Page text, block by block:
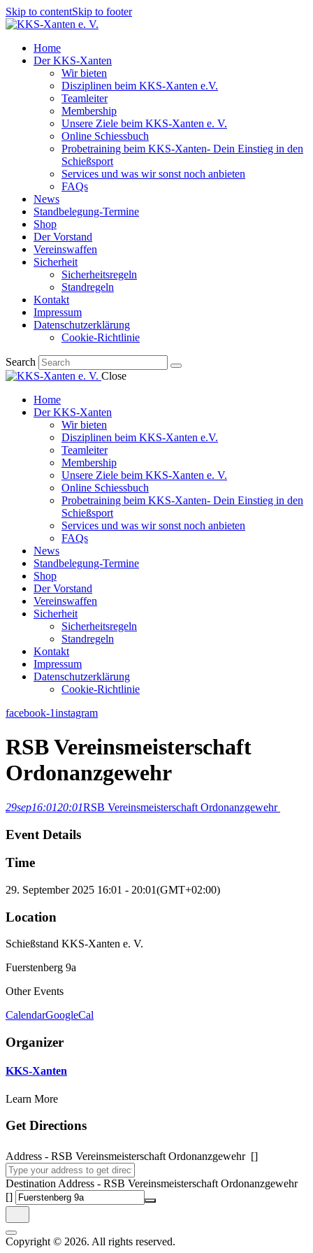
Skip to contentSkip to footer
Home
Der KKS-Xanten
Wir bieten
Disziplinen beim KKS-Xanten e.V.
Teamleiter
Membership
Unsere Ziele beim KKS-Xanten e. V.
Online Schiessbuch
Probetraining beim KKS-Xanten- Dein Einstieg in den
Schießsport
Services und was wir sonst noch anbieten
FAQs
News
Standbelegung-Termine
Shop
Der Vorstand
Vereinswaffen
Sicherheit
Sicherheitsregeln
Standregeln
Kontakt
Impressum
Datenschutzerklärung
Cookie-Richtlinie
Search
Close
Home
Der KKS-Xanten
Wir bieten
Disziplinen beim KKS-Xanten e.V.
Teamleiter
Membership
Unsere Ziele beim KKS-Xanten e. V.
Online Schiessbuch
Probetraining beim KKS-Xanten- Dein Einstieg in den
Schießsport
Services und was wir sonst noch anbieten
FAQs
News
Standbelegung-Termine
Shop
Der Vorstand
Vereinswaffen
Sicherheit
Sicherheitsregeln
Standregeln
Kontakt
Impressum
Datenschutzerklärung
Cookie-Richtlinie
facebook-1instagram
RSB Vereinsmeisterschaft
Ordonanzgewehr
29sep16:0120:01RSB Vereinsmeisterschaft Ordonanzgewehr
Event Details
Time
29. September 2025 16:01 - 20:01(GMT+02:00)
Location
Schießstand KKS-Xanten e. V.
Fuerstenberg 9a
Other Events
CalendarGoogleCal
Organizer
KKS-Xanten
Learn More
Get Directions
Address - RSB Vereinsmeisterschaft Ordonanzgewehr []
Destination Address - RSB Vereinsmeisterschaft Ordonanzgewehr
[]
Copyright © 2026. All rights reserved.